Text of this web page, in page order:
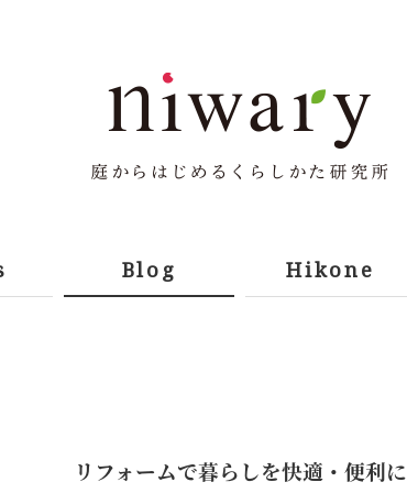
Blog Hikone
リフォームで暮らしを快適・便利に